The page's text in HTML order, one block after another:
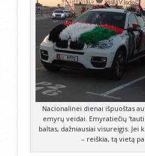
Nacionalinei dienai išpuoštas
emyrų veidai. Emyratiečių
baltas, dažniausiai visureigis.
– reiškia, tą vietą